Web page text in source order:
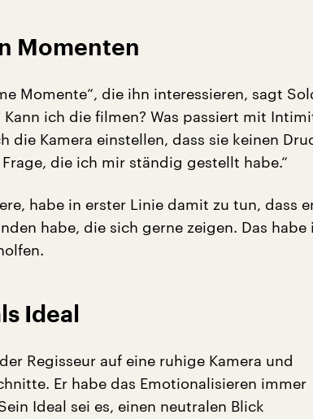
Momenten
Momente“, die ihn interessieren, sagt
Kann ich die filmen? Was passiert mit
die Kamera einstellen, dass sie keinen
die ich mir ständig gestellt habe.“
habe in erster Linie damit zu tun, dass
habe, die sich gerne zeigen. Das habe
Ideal
Regisseur auf eine ruhige Kamera und
Er habe das Emotionalisieren immer
Ideal sei es, einen neutralen Blick